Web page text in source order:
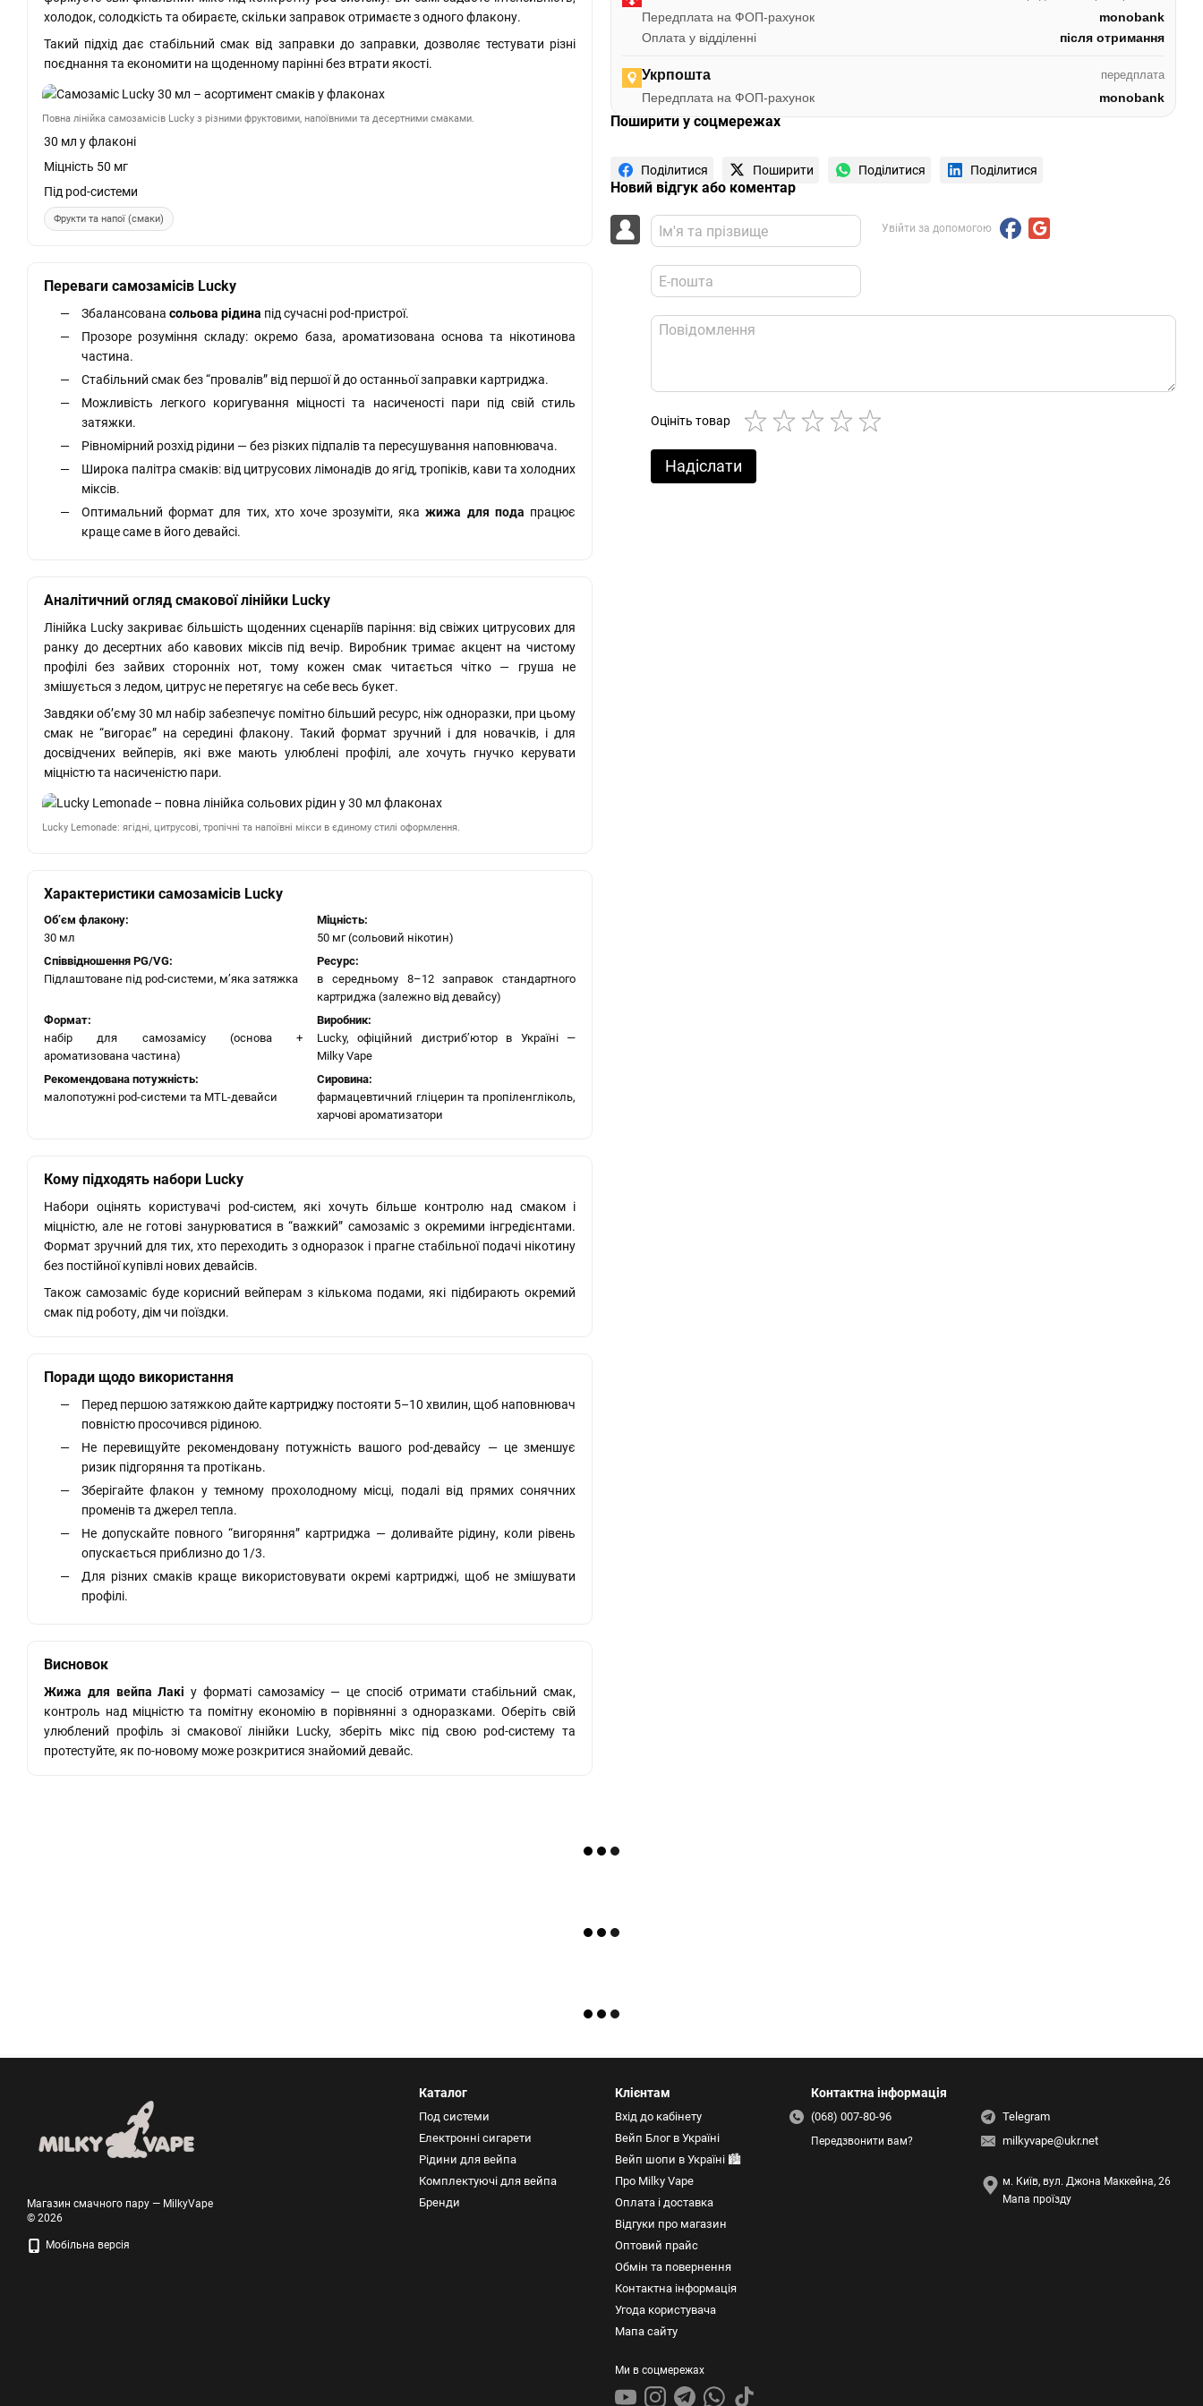
холодок, солодкість та обираєте, скільки заправок отримаєте з одного флакону.
Такий підхід дає стабільний смак від заправки до заправки, дозволяє тестувати різні
поєднання та економити на щоденному парінні без втрати якості.
Повна лінійка самозамісів Lucky з різними фруктовими, напоївними та десертними смаками.
30 мл у флаконі
Міцність 50 мг
Під pod-системи
Фрукти та напої (смаки)
Переваги самозамісів Lucky
Збалансована сольова рідина під сучасні pod-пристрої.
Прозоре розуміння складу: окремо база, ароматизована основа та нікотинова
частина.
Стабільний смак без “провалів” від першої й до останньої заправки картриджа.
Можливість легкого коригування міцності та насиченості пари під свій стиль
затяжки.
Рівномірний розхід рідини — без різких підпалів та пересушування наповнювача.
Широка палітра смаків: від цитрусових лімонадів до ягід, тропіків, кави та холодних
міксів.
Оптимальний формат для тих, хто хоче зрозуміти, якажижа для пода працює
краще саме в його девайсі.
Аналітичний огляд смакової лінійки Lucky
Лінійка Lucky закриває більшість щоденних сценаріїв паріння: від свіжих цитрусових для
ранку до десертних або кавових міксів під вечір. Виробник тримає акцент на чистому
профілі без зайвих сторонніх нот, тому кожен смак читається чітко — груша не
змішується з ледом, цитрус не перетягує на себе весь букет.
Завдяки об’єму 30 мл набір забезпечує помітно більший ресурс, ніж одноразки, при цьому
смак не “вигорає” на середині флакону. Такий формат зручний і для новачків, і для
досвідчених вейперів, які вже мають улюблені профілі, але хочуть гнучко керувати
міцністю та насиченістю пари.
Lucky Lemonade: ягідні, цитрусові, тропічні та напоївні мікси в єдиному стилі оформлення.
Характеристики самозамісів Lucky
Об’єм флакону:
30 мл
Міцність:
50 мг (сольовий нікотин)
Співвідношення PG/VG:
Підлаштоване під pod-системи, м’яка затяжка
Ресурс:
в середньому 8–12 заправок стандартного
картриджа (залежно від девайсу)
Формат:
набір для самозамісу (основа +
ароматизована частина)
Виробник:
Lucky, офіційний дистриб’ютор в Україні —
Milky Vape
Рекомендована потужність:
малопотужні pod-системи та MTL-девайси
Сировина:
фармацевтичний гліцерин та пропіленгліколь,
харчові ароматизатори
Кому підходять набори Lucky
Набори оцінять користувачі pod-систем, які хочуть більше контролю над смаком і
міцністю, але не готові занурюватися в “важкий” самозаміс з окремими інгредієнтами.
Формат зручний для тих, хто переходить з одноразок і прагне стабільної подачі нікотину
без постійної купівлі нових девайсів.
Також самозаміс буде корисний вейперам з кількома подами, які підбирають окремий
смак під роботу, дім чи поїздки.
Поради щодо використання
Перед першою затяжкою дайте картриджу постояти 5–10 хвилин, щоб наповнювач
повністю просочився рідиною.
Не перевищуйте рекомендовану потужність вашого pod-девайсу — це зменшує
ризик підгоряння та протікань.
Зберігайте флакон у темному прохолодному місці, подалі від прямих сонячних
променів та джерел тепла.
Не допускайте повного “вигоряння” картриджа — доливайте рідину, коли рівень
опускається приблизно до 1/3.
Для різних смаків краще використовувати окремі картриджі, щоб не змішувати
профілі.
Висновок
Жижа для вейпа Лакі у форматі самозамісу — це спосіб отримати стабільний смак,
контроль над міцністю та помітну економію в порівнянні з одноразками. Оберіть свій
улюблений профіль зі смакової лінійки Lucky, зберіть мікс під свою pod-систему та
протестуйте, як по-новому може розкритися знайомий девайс.
Передплата на ФОП-рахунок
monobank
Оплата у відділенні
після отримання
Укрпошта передплата
Передплата на ФОП-рахунок monobank
Поширити у соцмережах
Поділитися Поширити Поділитися Поділитися
Новий відгук або коментар
Увійти за допомогою
Оцініть товар
Надіслати
Магазин смачного пару — MilkyVape
© 2026
Мобільна версія
Каталог
Под системи
Електронні сигарети
Рідини для вейпа
Комплектуючі для вейпа
Бренди
Клієнтам
Вхід до кабінету
Вейп Блог в Україні
Вейп шопи в Україні 🏙️
Про Milky Vape
Оплата і доставка
Відгуки про магазин
Оптовий прайс
Обмін та повернення
Контактна інформація
Угода користувача
Мапа сайту
Ми в соцмережах
Контактна інформація
(068) 007-80-96
Передзвонити вам?
Telegram
milkyvape@ukr.net
м. Київ, вул. Джона Маккейна, 26
Мапа проїзду